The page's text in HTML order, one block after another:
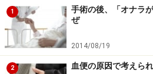
か？ そう、ペプシコーラです。
化不良の治療薬として売り出さ
が含まれていました。ペプシン
と名付けられたそうです。
1
手術の後、「オナラ
ぜ
2014/08/19
2 血便の原因で考えら